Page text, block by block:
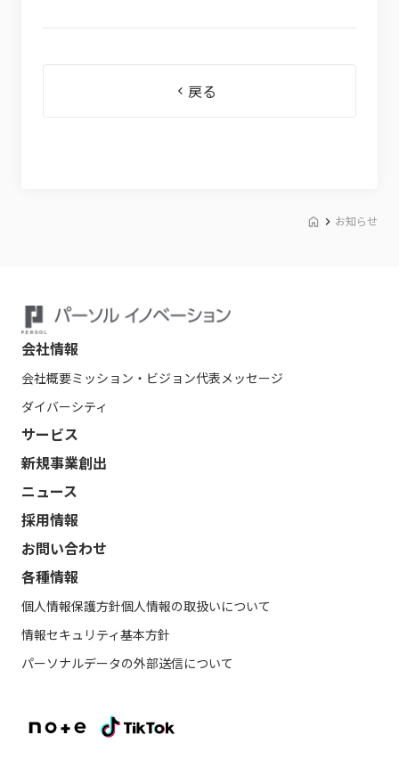
戻る
お知らせ
会社情報
会社概要ミッション・ビジョン代表メッセージ
ダイバーシティ
サービス
新規事業創出
ニュース
採用情報
お問い合わせ
各種情報
個人情報保護方針個人情報の取扱いについて
情報セキュリティ基本方針
パーソナルデータの外部送信について